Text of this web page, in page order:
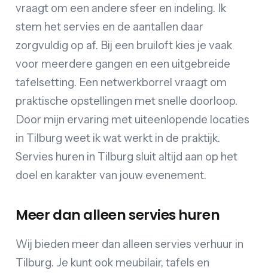
vraagt om een andere sfeer en indeling. Ik
stem het servies en de aantallen daar
zorgvuldig op af. Bij een bruiloft kies je vaak
voor meerdere gangen en een uitgebreide
tafelsetting. Een netwerkborrel vraagt om
praktische opstellingen met snelle doorloop.
Door mijn ervaring met uiteenlopende locaties
in Tilburg weet ik wat werkt in de praktijk.
Servies huren in Tilburg sluit altijd aan op het
doel en karakter van jouw evenement.
Meer dan alleen servies huren
Wij bieden meer dan alleen servies verhuur in
Tilburg. Je kunt ook meubilair, tafels en